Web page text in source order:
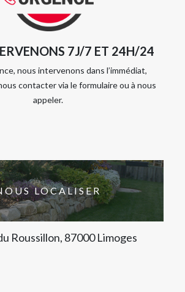
7J/7 ET 24H/24
nous intervenons dans l’immédiat,
contacter via le formulaire ou à nous
appeler.
LOCALISER
Roussillon, 87000 Limoges